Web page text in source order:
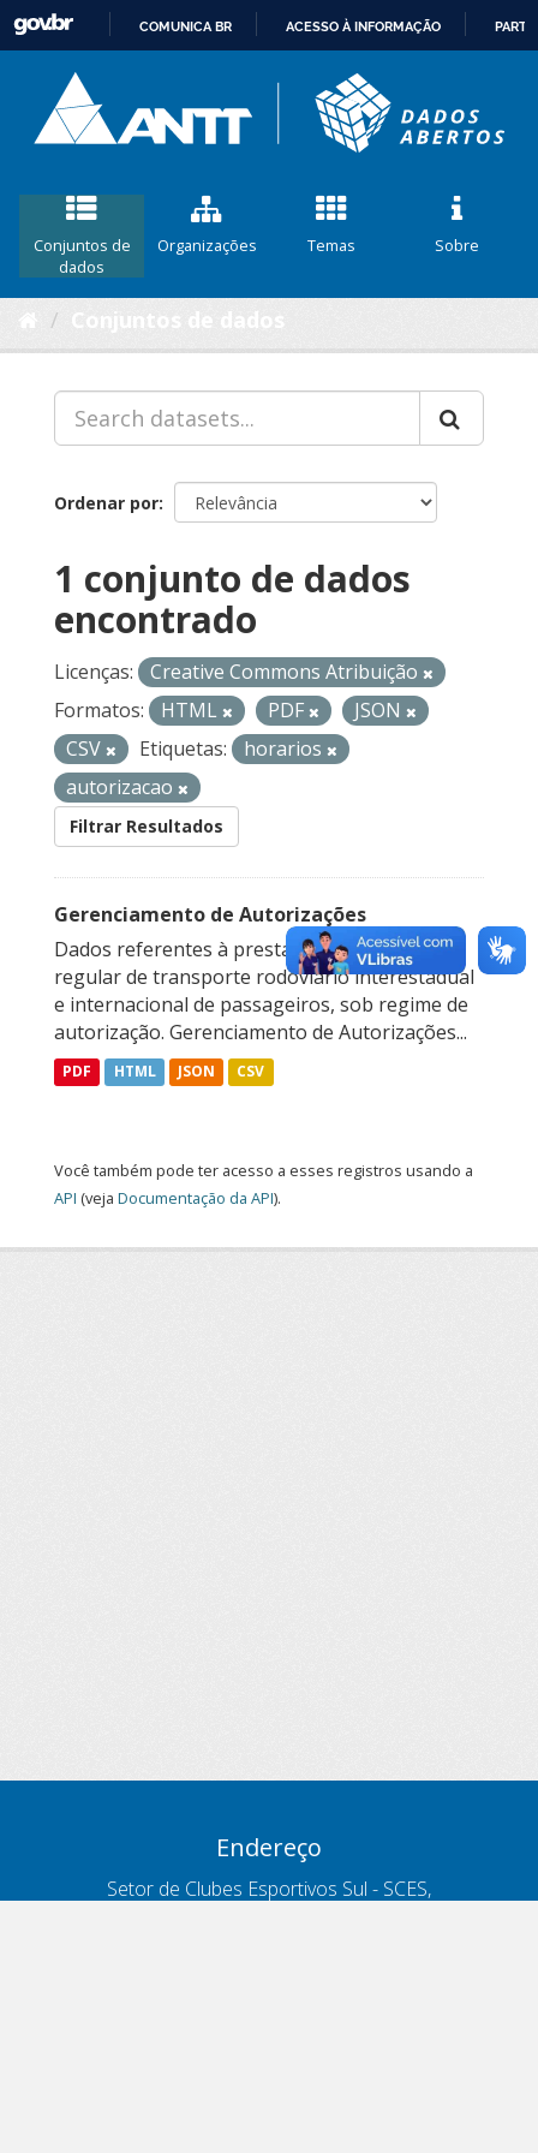
CONTEÚDO
COMUNICA BR ACESSO À INFORMAÇÃO
Conjuntos de
dados
Organizações Temas Sobre
Ordenar por
1 conjunto de dados
encontrado
Licenças:
Creative Commons Atribuição
Formatos:
HTML PDF
JSON
CSV
Etiquetas:
horarios
autorizacao
Filtrar Resultados
Gerenciamento de Autorizações
Dados referentes à prestação do serviço
regular de transporte rodoviário interestadual
e internacional de passageiros, sob regime de
autorização. Gerenciamento de Autorizações...
PDF HTML JSON CSV
Você também pode ter acesso a esses registros usando a
API (veja Documentação da API).
Endereço
Setor de Clubes Esportivos Sul - SCES,